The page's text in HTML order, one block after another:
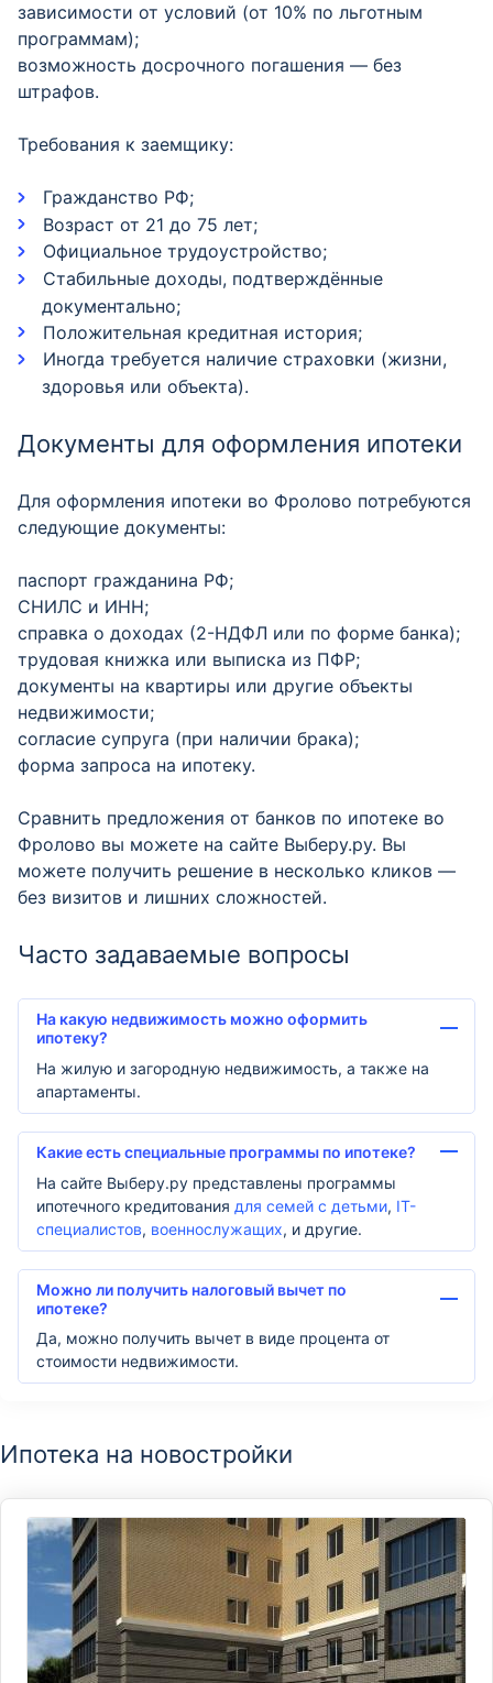
зависимости от условий (от 10% по льготным
программам);
возможность досрочного погашения — без
штрафов.
Требования к заемщику:
Гражданство РФ;
Возраст от 21 до 75 лет;
Официальное трудоустройство;
Стабильные доходы, подтверждённые
документально;
Положительная кредитная история;
Иногда требуется наличие страховки (жизни,
здоровья или объекта).
Документы для оформления ипотеки
Для оформления ипотеки во Фролово потребуются
следующие документы:
паспорт гражданина РФ;
СНИЛС и ИНН;
справка о доходах (2-НДФЛ или по форме банка);
трудовая книжка или выписка из ПФР;
документы на квартиры или другие объекты
недвижимости;
согласие супруга (при наличии брака);
форма запроса на ипотеку.
Сравнить предложения от банков по ипотеке во
Фролово вы можете на сайте Выберу.ру. Вы
можете получить решение в несколько кликов —
без визитов и лишних сложностей.
Часто задаваемые вопросы
На какую недвижимость можно оформить
ипотеку?
На жилую и загородную недвижимость, а также на
апартаменты.
Какие есть специальные программы по ипотеке?
На сайте Выберу.ру представлены программы
ипотечного кредитования для семей с детьми, IT-
специалистов, военнослужащих, и другие.
Можно ли получить налоговый вычет по
ипотеке?
Да, можно получить вычет в виде процента от
стоимости недвижимости.
Ипотека на новостройки